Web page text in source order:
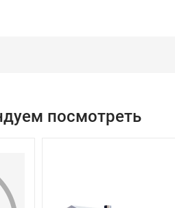
посмотреть